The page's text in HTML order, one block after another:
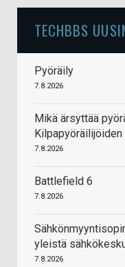
TECHBBS
Pyöräily
7.8.2026
Mikä ärsyttää
Kilpapyöräilijöiden
7.8.2026
Battlefield 6
7.8.2026
yleistä
7.8.2026